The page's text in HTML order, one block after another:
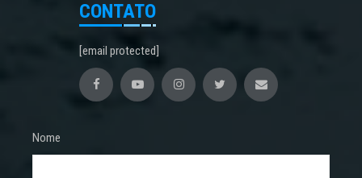
CONTATO
[email protected]
Nome